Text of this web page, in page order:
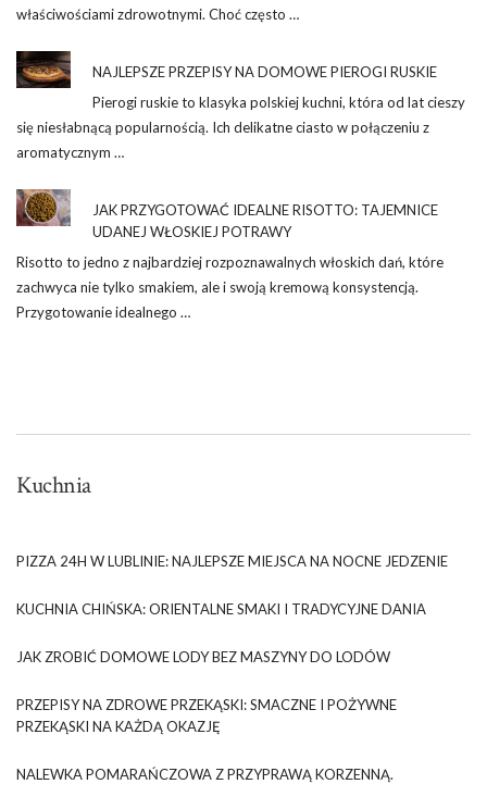
właściwościami zdrowotnymi. Choć często …
NAJLEPSZE PRZEPISY NA DOMOWE PIEROGI RUSKIE
Pierogi ruskie to klasyka polskiej kuchni, która od lat cieszy
się niesłabnącą popularnością. Ich delikatne ciasto w połączeniu z
aromatycznym …
JAK PRZYGOTOWAĆ IDEALNE RISOTTO: TAJEMNICE
UDANEJ WŁOSKIEJ POTRAWY
Risotto to jedno z najbardziej rozpoznawalnych włoskich dań, które
zachwyca nie tylko smakiem, ale i swoją kremową konsystencją.
Przygotowanie idealnego …
Kuchnia
PIZZA 24H W LUBLINIE: NAJLEPSZE MIEJSCA NA NOCNE JEDZENIE
KUCHNIA CHIŃSKA: ORIENTALNE SMAKI I TRADYCYJNE DANIA
JAK ZROBIĆ DOMOWE LODY BEZ MASZYNY DO LODÓW
PRZEPISY NA ZDROWE PRZEKĄSKI: SMACZNE I POŻYWNE
PRZEKĄSKI NA KAŻDĄ OKAZJĘ
NALEWKA POMARAŃCZOWA Z PRZYPRAWĄ KORZENNĄ.